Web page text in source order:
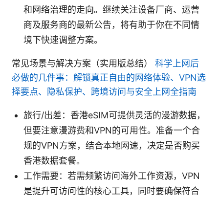
和网络治理的走向。继续关注设备厂商、运营
商及服务商的最新公告，将有助于你在不同情
境下快速调整方案。
常见场景与解决方案（实用版总结） 科学上网后
必做的几件事：解锁真正自由的网络体验、VPN选
择要点、隐私保护、跨境访问与安全上网全指南
旅行/出差：香港eSIM可提供灵活的漫游数据，
但要注意漫游费和VPN的可用性。准备一个合
规的VPN方案，结合本地网速，决定是否购买
香港数据套餐。
工作需要：若需频繁访问海外工作资源，VPN
是提升可访问性的核心工具，同时要确保符合